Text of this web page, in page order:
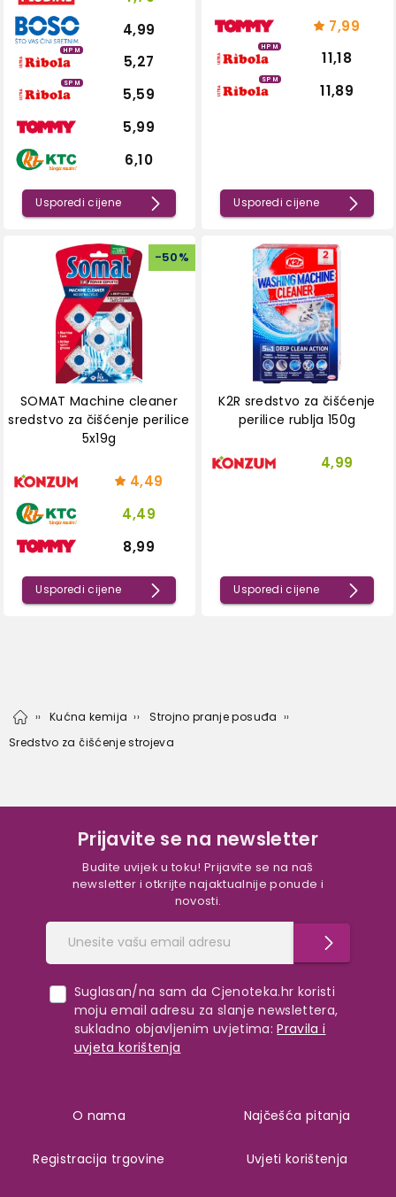
4,99
HPM
5,27
SPM
5,59
5,99
6,10
Usporedi cijene
7,99
HPM
11,18
SPM
11,89
Usporedi cijene
-50%
SOMAT Machine cleaner
sredstvo za čišćenje perilice
5x19g
4,49
4,49
8,99
Usporedi cijene
K2R sredstvo za čišćenje
perilice rublja 150g
4,99
Usporedi cijene
Kućna kemija
Strojno pranje posuđa
Sredstvo za čišćenje strojeva
Prijavite se na newsletter
Budite uvijek u toku! Prijavite se na naš
newsletter i otkrijte najaktualnije ponude i
novosti.
Suglasan/na sam da Cjenoteka.hr koristi
moju email adresu za slanje newslettera,
sukladno objavljenim uvjetima: Pravila i
uvjeta korištenja
O nama
Registracija trgovine
Najčešća pitanja
Uvjeti korištenja